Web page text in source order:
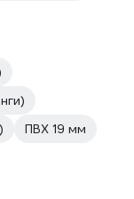
ПВХ 19 мм